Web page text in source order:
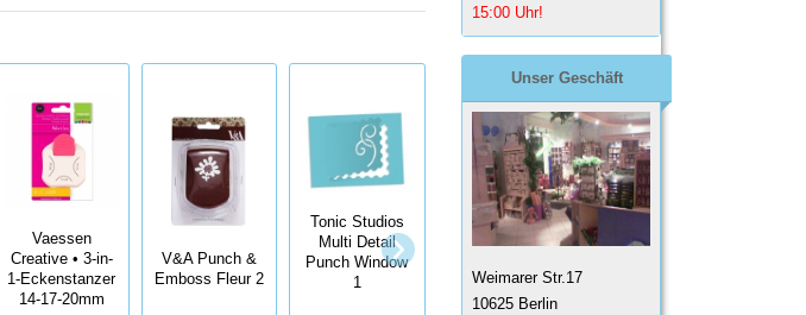
Vaessen
Creative • 3-in-
1-Eckenstanzer
14-17-20mm
V&A Punch &
Emboss Fleur 2
Tonic Studios
Multi Detail
Punch Window
1
Artoz Stanzer
Tonic Studios
15:00 Uhr!
Unser Geschäft
Weimarer Str.17
10625 Berlin